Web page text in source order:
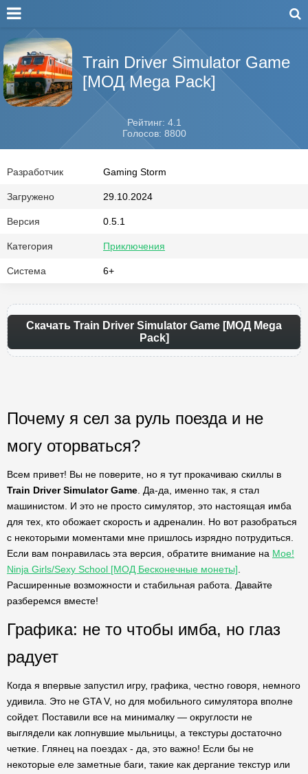
Train Driver Simulator Game
[МОД Mega Pack]
Рейтинг: 4.1
Голосов: 8800
Разработчик Gaming Storm
Загружено 29.10.2024
Версия 0.5.1
Категория Приключения
Система 6+
Скачать Train Driver Simulator Game [МОД Mega
Pack]
Почему я сел за руль поезда и не
могу оторваться?
Всем привет! Вы не поверите, но я тут прокачиваю скиллы в
Train Driver Simulator Game . Да-да, именно так, я стал
машинистом. И это не просто симулятор, это настоящая имба
для тех, кто обожает скорость и адреналин. Но вот разобраться
с некоторыми моментами мне пришлось изрядно потрудиться.
Если вам понравилась эта версия, обратите внимание на Moe!
Ninja Girls/Sexy School [МОД Бесконечные монеты]
Расширенные возможности и стабильная работа. Давайте
разберемся вместе!
Графика: не то чтобы имба, но глаз
радует
Когда я впервые запустил игру, графика, честно говоря, немного
удивила. Это не GTA V, но для мобильного симулятора вполне
сойдет. Поставили все на минималку — округлости не
выглядели как лопнувшие мыльницы, а текстуры достаточно
четкие. Глянец на поездах - да, это важно! Если бы не
некоторые еле заметные баги, такие как дергание текстур или